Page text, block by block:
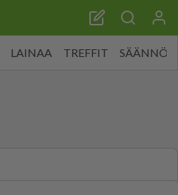
LAINAA TREFFIT SÄÄNNÖT